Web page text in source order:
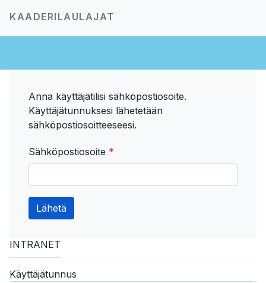
KAADERILAULAJAT
Anna käyttäjätilisi sähköpostiosoite.
Käyttäjätunnuksesi lähetetään
sähköpostiosoitteeseesi.
Sähköpostiosoite *
Lähetä
INTRANET
Käyttäjätunnus